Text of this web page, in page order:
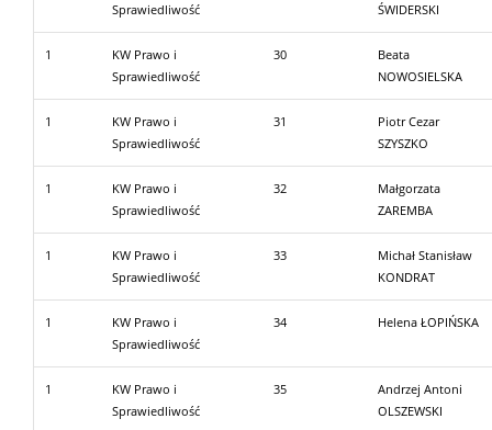
Sprawiedliwość
ŚWIDERSKI
1
KW Prawo i
Sprawiedliwość
30
Beata
NOWOSIELSKA
1
KW Prawo i
Sprawiedliwość
31
Piotr Cezar
SZYSZKO
1
KW Prawo i
Sprawiedliwość
32
Małgorzata
ZAREMBA
1
KW Prawo i
Sprawiedliwość
33
Michał Stanisław
KONDRAT
1
KW Prawo i
Sprawiedliwość
34 Helena ŁOPIŃSKA
1
KW Prawo i
Sprawiedliwość
35
Andrzej Antoni
OLSZEWSKI